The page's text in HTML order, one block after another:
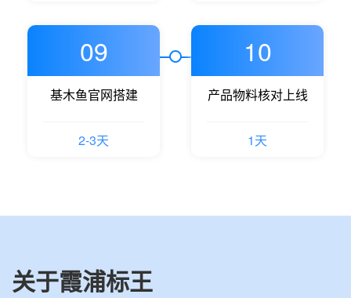
09
基木鱼官网搭建
2-3天
10
产品物料核对上线
1天
关于霞浦标王